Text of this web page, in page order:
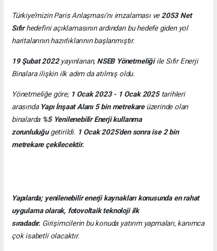
Türkiye’mizin Paris Anlaşması’nı imzalaması ve2053 Net
Sıfırhedefini açıklamasının ardından bu hedefe giden yol
haritalarının hazırlıklarının başlanmıştır.
19 Şubat 2022 yayınlanan, NSEB Yönetmeliğiile Sıfır Enerji
Binalara ilişkin ilk adım da atılmış oldu.
Yönetmeliğe göre; 1 Ocak 2023 - 1 Ocak 2025 tarihleri
arasında Yapı İnşaat Alanı 5 bin metrekare üzerinde olan
binalarda%5 Yenilenebilir Enerji kullanma
zorunluluğugetirildi. 1 Ocak 2025’den sonra ise 2 bin
metrekare çekilecektir.
Yapılarda; yenilenebilir enerji kaynakları konusunda en rahat
uygulama olarak, fotovoltaik teknoloji ilk
sıradadır. Girişimcilerin bu konuda yatırım yapmaları, kanımca
çok isabetli olacaktır.